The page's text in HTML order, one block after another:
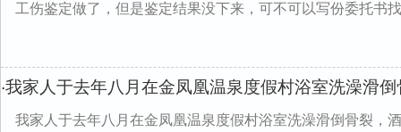
工伤鉴定做了，但是鉴定结果没下来，可不可以写份委托书
·我家人于去年八月在金凤凰温泉度假村浴室洗澡滑
我家人于去年八月在金凤凰温泉度假村浴室洗澡滑倒骨裂，